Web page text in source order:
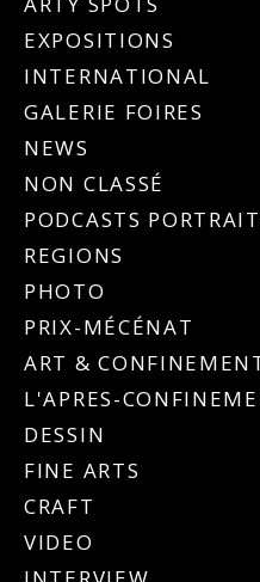
EXPOSITIONS
INTERNATIONAL
GALERIE FOIRES
NEWS
NON CLASSÉ
PODCASTS
REGIONS
PHOTO
PRIX-MÉCÉNAT
ART &
L'APRES-
DESSIN
FINE ARTS
CRAFT
VIDEO